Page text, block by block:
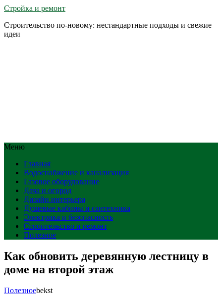
Стройка и ремонт
Строительство по-новому: нестандартные подходы и свежие
идеи
Меню
Главная
Водоснабжение и канализация
Газовое оборудование
Дача и огород
Дизайн интерьера
Душевые кабины и сантехника
Электрика и безопасность
Строительство и ремонт
Полезное
Как обновить деревянную лестницу в
доме на второй этаж
Полезноеbekst